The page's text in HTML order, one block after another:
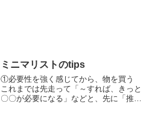
ミニマリストのtips
①必要性を強く感じてから、物を買う
これまでは先走って「～すれば、きっと
〇〇が必要になる」などと、先に「推